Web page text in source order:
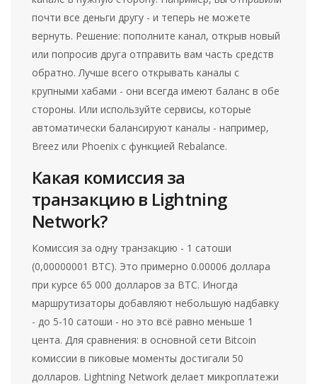
почти все деньги другу - и теперь не можете
вернуть. Решение: пополните канал, открыв новый
или попросив друга отправить вам часть средств
обратно. Лучше всего открывать каналы с
крупными хабами - они всегда имеют баланс в обе
стороны. Или используйте сервисы, которые
автоматически балансируют каналы - например,
Breez или Phoenix с функцией Rebalance.
Какая комиссия за
транзакцию в Lightning
Network?
Комиссия за одну транзакцию - 1 сатоши
(0,00000001 BTC). Это примерно 0.00006 доллара
при курсе 65 000 долларов за BTC. Иногда
маршрутизаторы добавляют небольшую надбавку
- до 5-10 сатоши - но это всё равно меньше 1
цента. Для сравнения: в основной сети Bitcoin
комиссии в пиковые моменты достигали 50
долларов. Lightning Network делает микроплатежи